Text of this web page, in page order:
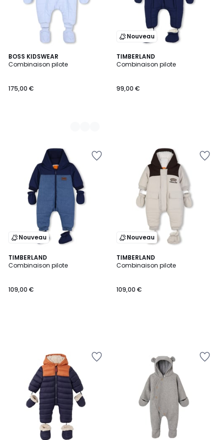
BOSS KIDSWEAR
Combinaison pilote
175,00 €
2
Couleurs
Nouveau
TIMBERLAND
Combinaison pilote
99,00 €
Nouveau
TIMBERLAND
Combinaison pilote
109,00 €
Nouveau
TIMBERLAND
Combinaison pilote
109,00 €